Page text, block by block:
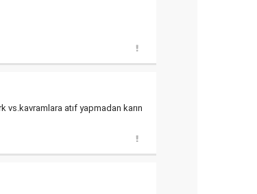
atıf yapmadan karın